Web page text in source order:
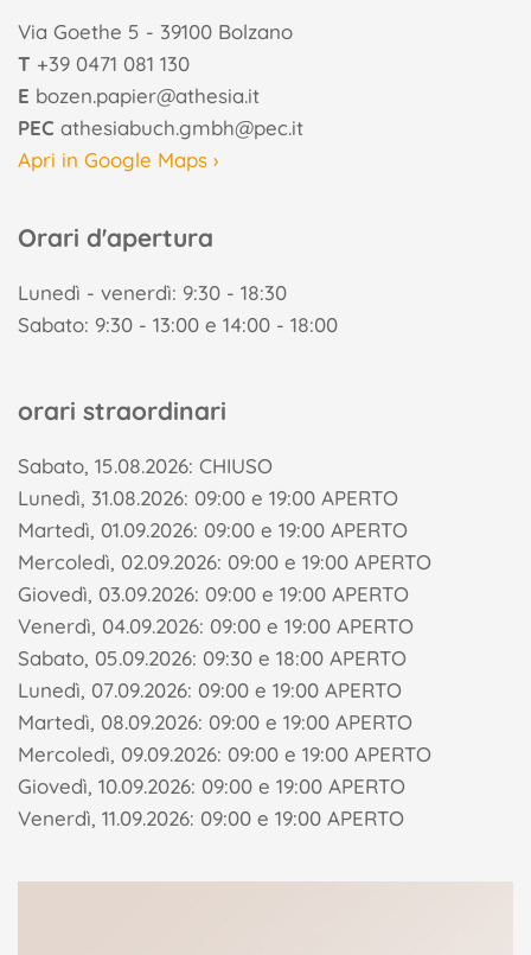
Via Goethe 5 - 39100 Bolzano
T +39 0471 081 130
E bozen.papier@athesia.it
PEC athesiabuch.gmbh@pec.it
Apri in Google Maps ›
Orari d'apertura
Lunedì - venerdì: 9:30 - 18:30
Sabato: 9:30 - 13:00 e 14:00 - 18:00
orari straordinari
Sabato, 15.08.2026: CHIUSO
Lunedì, 31.08.2026: 09:00 e 19:00 APERTO
Martedì, 01.09.2026: 09:00 e 19:00 APERTO
Mercoledì, 02.09.2026: 09:00 e 19:00 APERTO
Giovedì, 03.09.2026: 09:00 e 19:00 APERTO
Venerdì, 04.09.2026: 09:00 e 19:00 APERTO
Sabato, 05.09.2026: 09:30 e 18:00 APERTO
Lunedì, 07.09.2026: 09:00 e 19:00 APERTO
Martedì, 08.09.2026: 09:00 e 19:00 APERTO
Mercoledì, 09.09.2026: 09:00 e 19:00 APERTO
Giovedì, 10.09.2026: 09:00 e 19:00 APERTO
Venerdì, 11.09.2026: 09:00 e 19:00 APERTO